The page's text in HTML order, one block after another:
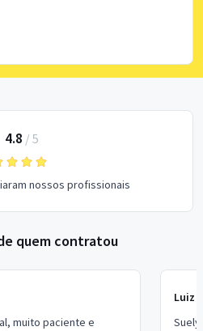
4.8 / 5
nossos profissionais
quem contratou
muito paciente e
Luiz